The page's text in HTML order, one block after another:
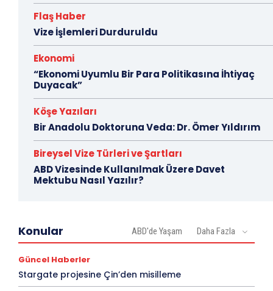
Flaş Haber
Vize İşlemleri Durduruldu
Ekonomi
“Ekonomi Uyumlu Bir Para Politikasına İhtiyaç
Duyacak”
Köşe Yazıları
Bir Anadolu Doktoruna Veda: Dr. Ömer Yıldırım
Bireysel Vize Türleri ve Şartları
ABD Vizesinde Kullanılmak Üzere Davet
Mektubu Nasıl Yazılır?
Konular ABD'de Yaşam Daha Fazla
Güncel Haberler
Stargate projesine Çin’den misilleme